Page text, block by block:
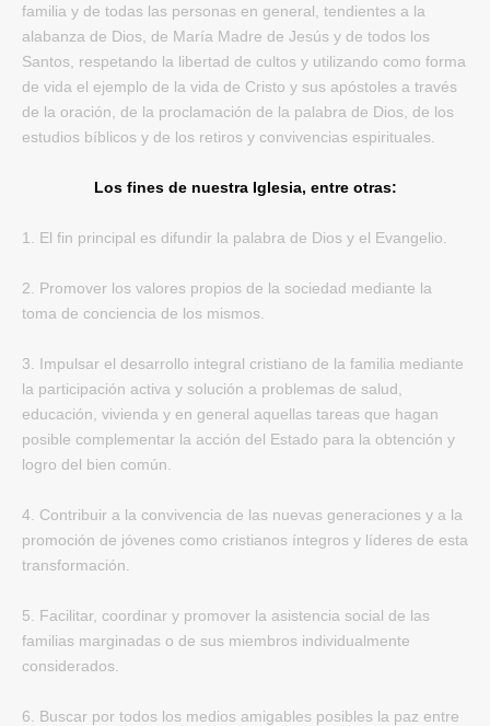
familia y de todas las personas en general, tendientes a la
alabanza de Dios, de María Madre de Jesús y de todos los
Santos, respetando la libertad de cultos y utilizando como forma
de vida el ejemplo de la vida de Cristo y sus apóstoles a través
de la oración, de la proclamación de la palabra de Dios, de los
estudios bíblicos y de los retiros y convivencias espirituales.
Los fines de nuestra Iglesia, entre otras:
1. El fin principal es difundir la palabra de Dios y el Evangelio.
2. Promover los valores propios de la sociedad mediante la
toma de conciencia de los mismos.
3. Impulsar el desarrollo integral cristiano de la familia mediante
la participación activa y solución a problemas de salud,
educación, vivienda y en general aquellas tareas que hagan
posible complementar la acción del Estado para la obtención y
logro del bien común.
4. Contribuir a la convivencia de las nuevas generaciones y a la
promoción de jóvenes como cristianos íntegros y líderes de esta
transformación.
5. Facilitar, coordinar y promover la asistencia social de las
familias marginadas o de sus miembros individualmente
considerados.
6. Buscar por todos los medios amigables posibles la paz entre